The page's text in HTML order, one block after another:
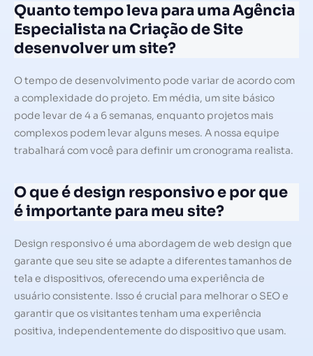
Quanto tempo leva para uma Agência
Especialista na Criação de Site
desenvolver um site?
O tempo de desenvolvimento pode variar de acordo com
a complexidade do projeto. Em média, um site básico
pode levar de 4 a 6 semanas, enquanto projetos mais
complexos podem levar alguns meses. A nossa equipe
trabalhará com você para definir um cronograma realista.
O que é design responsivo e por que
é importante para meu site?
Design responsivo é uma abordagem de web design que
garante que seu site se adapte a diferentes tamanhos de
tela e dispositivos, oferecendo uma experiência de
usuário consistente. Isso é crucial para melhorar o SEO e
garantir que os visitantes tenham uma experiência
positiva, independentemente do dispositivo que usam.